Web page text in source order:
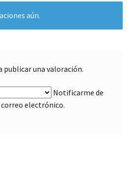
aún.
publicar una valoración.
Notificarme de
electrónico.